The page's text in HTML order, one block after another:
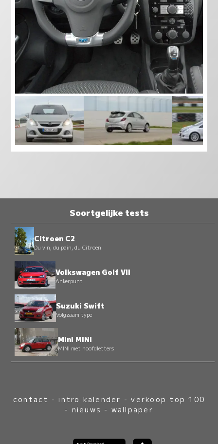
Soortgelijke tests
Citroen C2
Du vin, du pain, du Citroen
Volkswagen Golf VII
Ankerpunt
Suzuki Swift
Volgzaam type
Mini MINI
MINI met hoofdletters
contact -intro kalender -verkoop top 100
- nieuws - wallpaper